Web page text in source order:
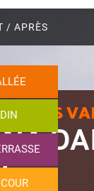
/ APRÈS